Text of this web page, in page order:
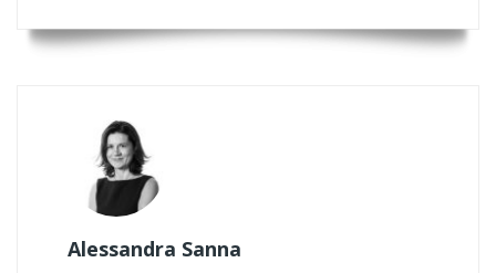
Alessandra Sanna